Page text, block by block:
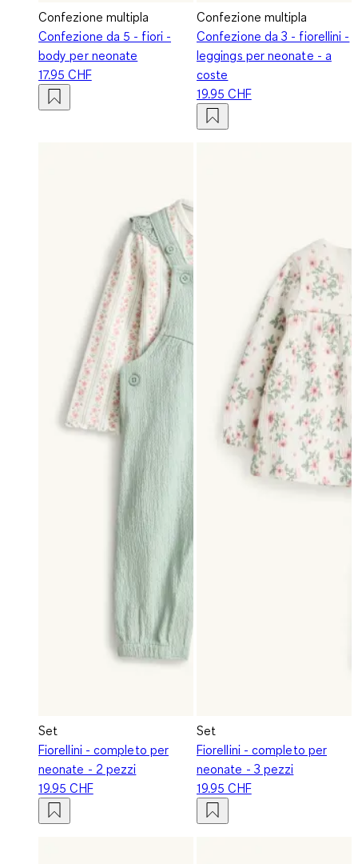
Confezione multipla
Confezione da 5 - fiori -
body per neonate
17.95 CHF
Confezione multipla
Confezione da 3 - fiorellini -
leggings per neonate - a
coste
19.95 CHF
Set
Fiorellini - completo per
neonate - 2 pezzi
19.95 CHF
Set
Fiorellini - completo per
neonate - 3 pezzi
19.95 CHF